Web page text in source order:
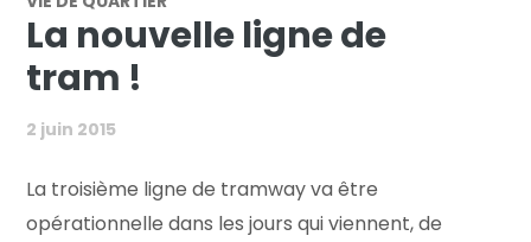
La nouvelle ligne de
tram !
2 juin 2015
La troisième ligne de tramway va être
opérationnelle dans les jours qui viennent, de